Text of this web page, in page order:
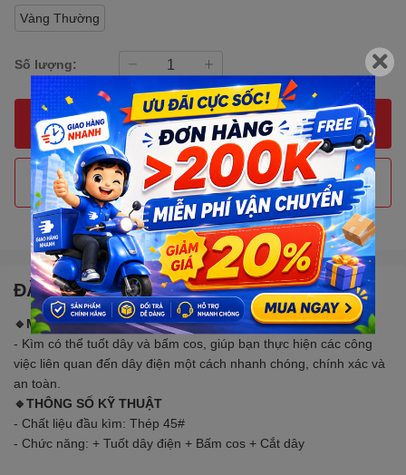
Vàng Thường
Số lượng:
MUA NGAY
THÊM VÀO GIỎ HÀNG
Gọi đặt mua0907088123(7:30 - 17:00)
ĐẶC ĐIỂM NỔI BẬT
🔹MÔ TẢ SẢN PHẨM
- Kìm có thể tuốt dây và bấm cos, giúp bạn thực hiện các công
việc liên quan đến dây điện một cách nhanh chóng, chính xác và
an toàn.
🔹THÔNG SỐ KỸ THUẬT
- Chất liệu đầu kìm: Thép 45#
- Chức năng: + Tuốt dây điện + Bấm cos + Cắt dây